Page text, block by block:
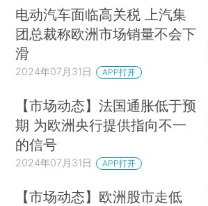
电动汽车面临高关税 上汽集
团总裁称欧洲市场销量不会下
滑
2024年07月31日 APP打开
【市场动态】法国通胀低于预
期 为欧洲央行提供指向不一
的信号
2024年07月31日 APP打开
【市场动态】欧洲股市走低